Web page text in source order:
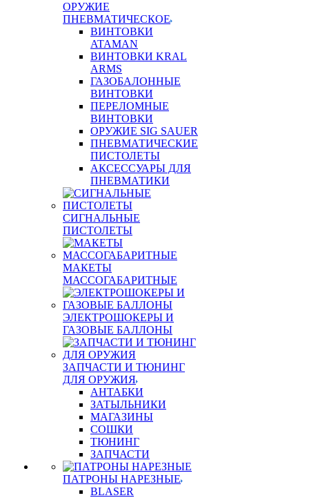
ОРУЖИЕ
ПНЕВМАТИЧЕСКОЕ
ВИНТОВКИ
ATAMAN
ВИНТОВКИ KRAL
ARMS
ГАЗОБАЛОННЫЕ
ВИНТОВКИ
ПЕРЕЛОМНЫЕ
ВИНТОВКИ
ОРУЖИЕ SIG SAUER
ПНЕВМАТИЧЕСКИЕ
ПИСТОЛЕТЫ
АКСЕССУАРЫ ДЛЯ
ПНЕВМАТИКИ
СИГНАЛЬНЫЕ
ПИСТОЛЕТЫ
МАКЕТЫ
МАССОГАБАРИТНЫЕ
ЭЛЕКТРОШОКЕРЫ И
ГАЗОВЫЕ БАЛЛОНЫ
ЗАПЧАСТИ И ТЮНИНГ
ДЛЯ ОРУЖИЯ
АНТАБКИ
ЗАТЫЛЬНИКИ
МАГАЗИНЫ
СОШКИ
ТЮНИНГ
ЗАПЧАСТИ
ПАТРОНЫ НАРЕЗНЫЕ
BLASER